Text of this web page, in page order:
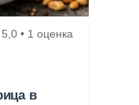
5,0 • 1 оценка
в